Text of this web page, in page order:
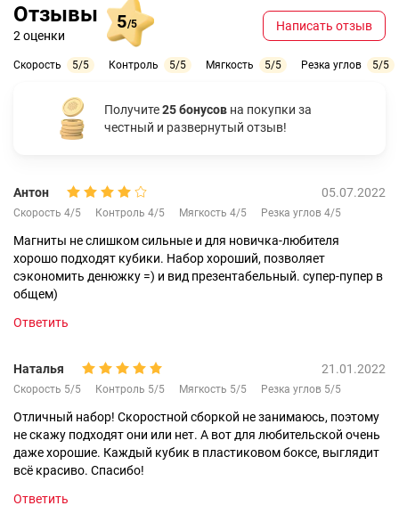
Отзывы
2 оценки
5/5
Скорость 5/5 Контроль 5/5 Мягкость 5/5 Резка углов 5/5
Написать отзыв
Получите25 бонусов на покупки за
честный и развернутый отзыв!
Антон 05.07.2022
Скорость 4/5 Контроль 4/5 Мягкость 4/5 Резка углов 4/5
Магниты не слишком сильные и для новичка-любителя
хорошо подходят кубики. Набор хороший, позволяет
сэкономить денюжку =) и вид презентабельный. супер-пупер в
общем)
Ответить
Наталья 21.01.2022
Скорость 5/5 Контроль 5/5 Мягкость 5/5 Резка углов 5/5
Отличный набор! Скоростной сборкой не занимаюсь, поэтому
не скажу подходят они или нет. А вот для любительской очень
даже хорошие. Каждый кубик в пластиковом боксе, выглядит
всё красиво. Спасибо!
Ответить